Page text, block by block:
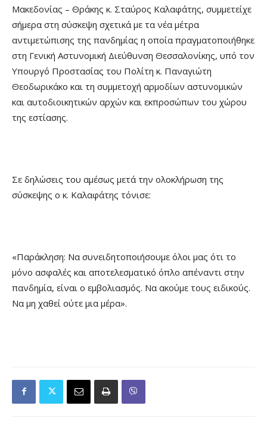
Μακεδονίας – Θράκης κ. Σταύρος Καλαφάτης, συμμετείχε
σήμερα στη σύσκεψη σχετικά με τα νέα μέτρα
αντιμετώπισης της πανδημίας η οποία πραγματοποιήθηκε
στη Γενική Αστυνομική Διεύθυνση Θεσσαλονίκης, υπό τον
Υπουργό Προστασίας του Πολίτη κ. Παναγιώτη
Θεοδωρικάκο και τη συμμετοχή αρμοδίων αστυνομικών
και αυτοδιοικητικών αρχών και εκπροσώπων του χώρου
της εστίασης.
Σε δηλώσεις του αμέσως μετά την ολοκλήρωση της
σύσκεψης ο κ. Καλαφάτης τόνισε:
«Παράκληση: Να συνειδητοποιήσουμε όλοι μας ότι το
μόνο ασφαλές και αποτελεσματικό όπλο απέναντι στην
πανδημία, είναι ο εμβολιασμός. Να ακούμε τους ειδικούς.
Να μη χαθεί ούτε μια μέρα».